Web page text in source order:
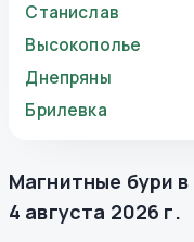
Станислав
Высокополье
Днепряны
Брилевка
Магнитные бури в
4 августа 2026 г.